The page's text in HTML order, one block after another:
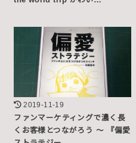
2019-11-19
ファンマーケティングで濃く長
くお客様とつながろう 〜 『偏愛